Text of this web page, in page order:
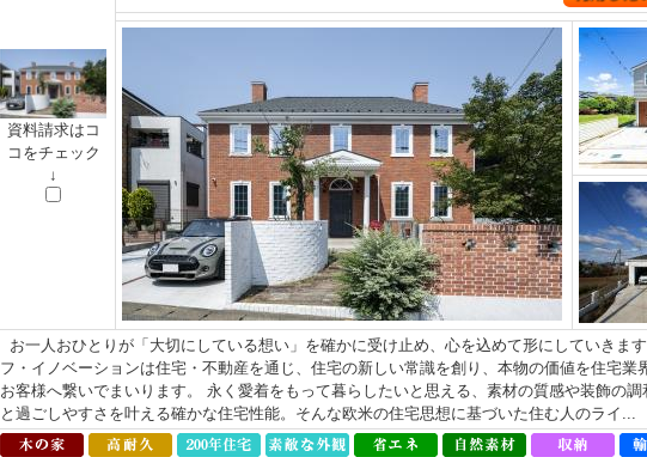
資料請求はコ
コをチェック
↓
お一人おひとりが「大切にしている想い」を確かに受け止め、心を込めて形にしていきま
フ・イノベーションは住宅・不動産を通じ、住宅の新しい常識を創り、本物の価値を住宅業
お客様へ繋いでまいります。 永く愛着をもって暮らしたいと思える、素材の質感や装飾の
と過ごしやすさを叶える確かな住宅性能。そんな欧⽶の住宅思想に基づいた住む⼈のライ...